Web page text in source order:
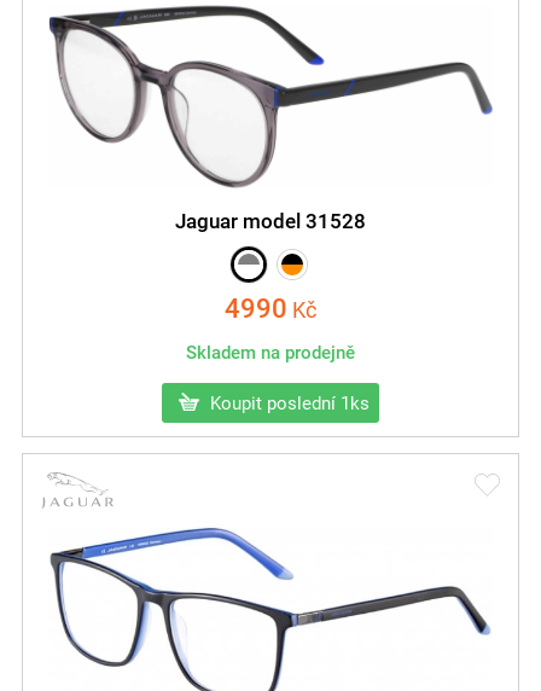
Jaguar model 31528
4990 Kč
Skladem na prodejně
Koupit poslední 1ks